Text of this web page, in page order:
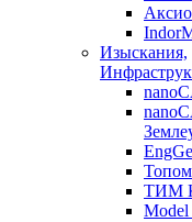
Изыскания,
ТИМ
Model